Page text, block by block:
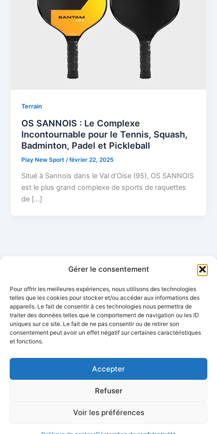
Gérer le consentement
Pour offrir les meilleures expériences, nous utilisons des technologies
telles que les cookies pour stocker et/ou accéder aux informations des
appareils. Le fait de consentir à ces technologies nous permettra de
traiter des données telles que le comportement de navigation ou les ID
uniques sur ce site. Le fait de ne pas consentir ou de retirer son
consentement peut avoir un effet négatif sur certaines caractéristiques
et fonctions.
Accepter
Refuser
Voir les préférences
Terrain
OS SANNOIS : Le Complexe
Incontournable pour le Tennis, Squash,
Badminton, Padel et Pickleball
Play New Sport/février 22, 2025
Situé à Sannois dans le Val d’Oise (95), OS SANNOIS
est le plus grand complexe de sports de raquettes
de […]
Contact
Mentions légales
Plandesite
Conditions générales d’utilisation
Condition générales de vente